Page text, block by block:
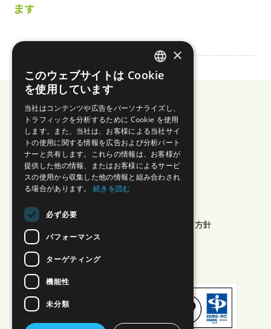
ます
株式会社エイゾス
プライバシーポリシー
セキュリティ
特商法に基づく表示
クラウドサービス情報セキュリティ方針
Multi-Sigma® 利用規約
JAPANESE
×
このウェブサイトは Cookie
を使用しています
当社はコンテンツや広告をパーソナライズし、
トラフィックを分析するために Cookie を使用
します。また、当社は、お客様による当社サイ
トの使用に関する情報を広告および分析パート
ナーと共有します。これらの情報は、お客様が
提供した他の情報、またはお客様によるサービ
スの使用から収集した他の情報と組み合わされ
る場合があります。続きを読む
必ず必要
パフォーマンス
ターゲティング
機能性
未分類